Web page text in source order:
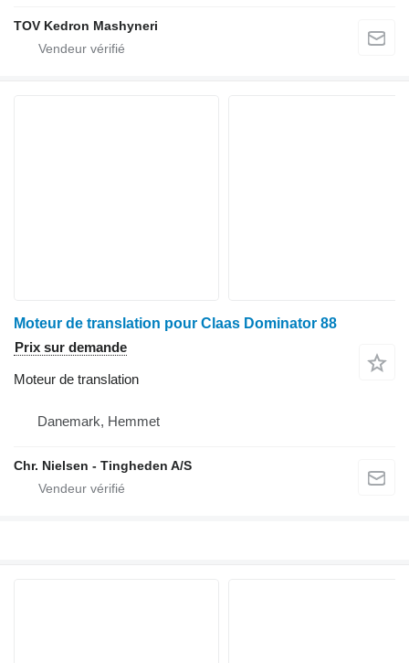
TOV Kedron Mashyneri
Moteur de translation pour Claas Dominator 88
Prix sur demande
Moteur de translation
Danemark, Hemmet
Chr. Nielsen - Tingheden A/S